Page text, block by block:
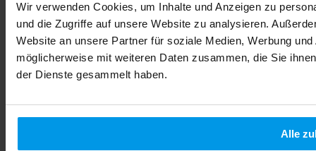
Wir verwenden Cookies, um Inhalte und Anzeigen zu
und die Zugriffe auf unsere Website zu analysieren.
Website an unsere Partner für soziale Medien, Werbung
möglicherweise mit weiteren Daten zusammen, die Sie
der Dienste gesammelt haben.
Alle
Ich bin damit einverstanden, dass meine Daten von FamiCord